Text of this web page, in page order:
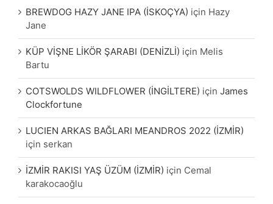
BREWDOG HAZY JANE IPA (İSKOÇYA) için Hazy
Jane
KÜP VİŞNE LİKÖR ŞARABI (DENİZLİ) için Melis
Bartu
COTSWOLDS WILDFLOWER (İNGİLTERE) için James
Clockfortune
LUCIEN ARKAS BAĞLARI MEANDROS 2022 (İZMİR)
için serkan
İZMİR RAKISI YAŞ ÜZÜM (İZMİR) için Cemal
karakocaoğlu